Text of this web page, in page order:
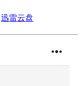
迅雷云盘